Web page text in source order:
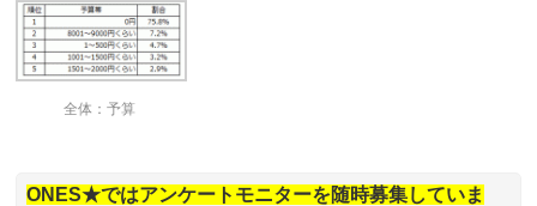
全体：予算
ONES★ではアンケートモニターを随時募集していま